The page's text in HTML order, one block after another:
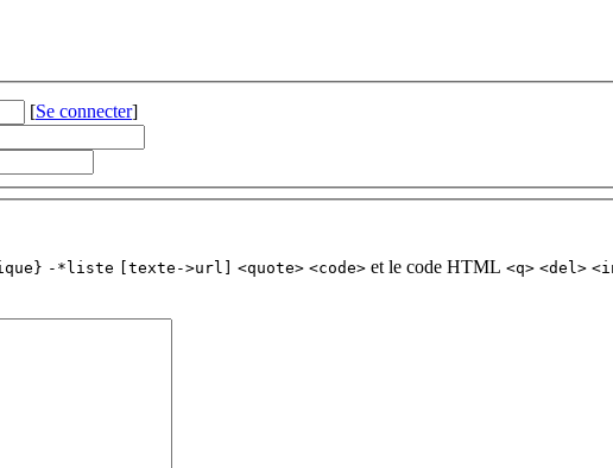
[Se connecter]
-*liste [texte->url] <quote> <code> et le code HTML <q> <del>